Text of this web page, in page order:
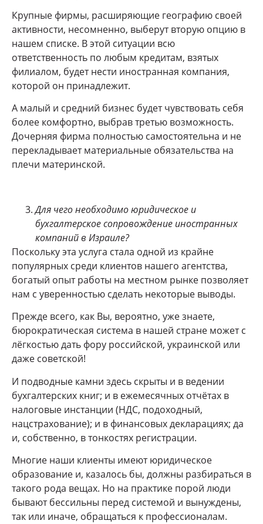
Крупные фирмы, расширяющие географию своей
активности, несомненно, выберут вторую опцию в
нашем списке. В этой ситуации всю
ответственность по любым кредитам, взятых
филиалом, будет нести иностранная компания,
которой он принадлежит.
А малый и средний бизнес будет чувствовать себя
более комфортно, выбрав третью возможность.
Дочерняя фирма полностью самостоятельна и не
перекладывает материальные обязательства на
плечи материнской.
Для чего необходимо юридическое и
бухгалтерское сопровождение иностранных
компаний в Израиле?
Поскольку эта услуга стала одной из крайне
популярных среди клиентов нашего агентства,
богатый опыт работы на местном рынке позволяет
нам с уверенностью сделать некоторые выводы.
Прежде всего, как Вы, вероятно, уже знаете,
бюрократическая система в нашей стране может с
лёгкостью дать фору российской, украинской или
даже советской!
И подводные камни здесь скрыты и в ведении
бухгалтерских книг; и в ежемесячных отчётах в
налоговые инстанции (НДС, подоходный,
нацстрахование); и в финансовых декларациях; да
и, собственно, в тонкостях регистрации.
Многие наши клиенты имеют юридическое
образование и, казалось бы, должны разбираться в
такого рода вещах. Но на практике порой люди
бывают бессильны перед системой и вынуждены,
так или иначе, обращаться к профессионалам.